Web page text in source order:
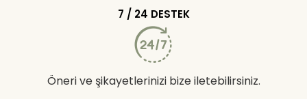
7 / 24 DESTEK
Öneri ve şikayetlerinizi bize iletebilirsiniz.